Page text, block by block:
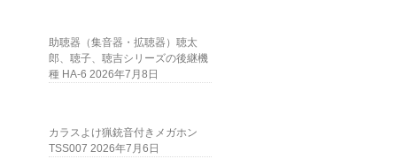
助聴器（集音器・拡聴器）聴太
郎、聴子、聴吉シリーズの後継機
種 HA-6 2026年7月8日
カラスよけ猟銃音付きメガホン
TSS007 2026年7月6日